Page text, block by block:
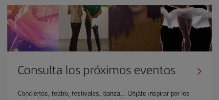
Consulta los próximos eventos
Conciertos, teatro, festivales, danza... Déjate inspirar por los